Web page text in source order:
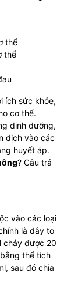
thể
thể
ích sức khỏe,
cơ thể.
dinh dưỡng,
dịch vào các
huyết áp.
? Câu trả
vào các loại
là dây to
chảy được 20
thể tích
sau đó chia